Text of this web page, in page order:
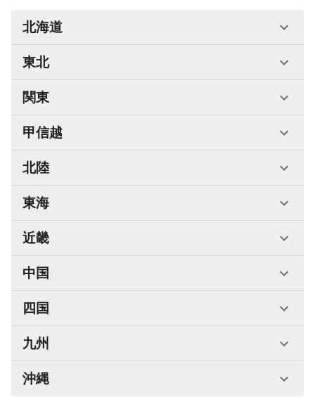
北海道
東北
関東
甲信越
北陸
東海
近畿
中国
四国
九州
沖縄